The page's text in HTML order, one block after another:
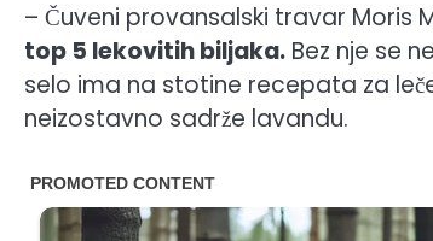
– Čuveni provansalski travar Moris
top 5 lekovitih biljaka. Bez nje se
selo ima na stotine recepata za
neizostavno sadrže lavandu.